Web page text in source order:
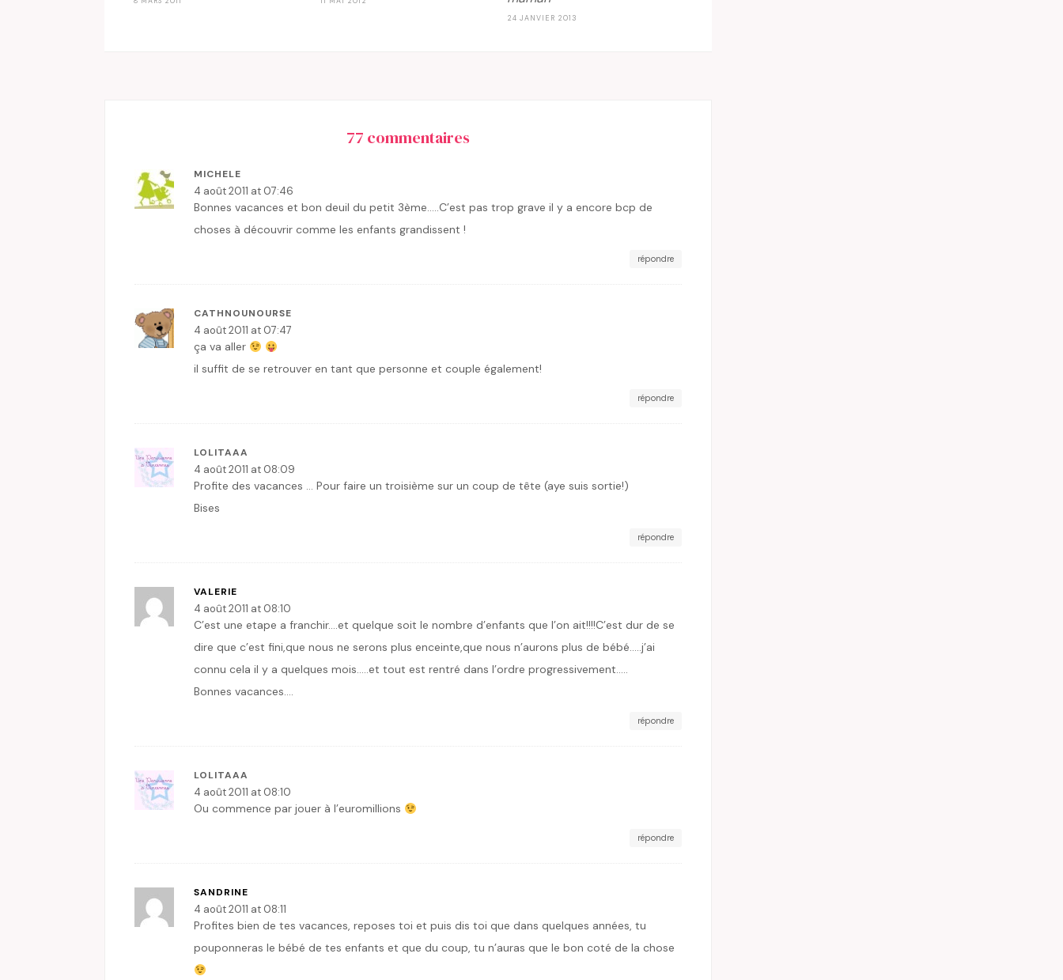
24 JANVIER 2013
77 commentaires
MICHELE
4 août 2011 at 07:46
Bonnes vacances et bon deuil du petit 3ème…..C’est pas trop grave il y a encore bcp de
choses à découvrir comme les enfants grandissent !
répondre
CATHNOUNOURSE
4 août 2011 at 07:47
ça va aller
il suffit de se retrouver en tant que personne et couple également!
répondre
LOLITAAA
4 août 2011 at 08:09
Profite des vacances … Pour faire un troisième sur un coup de tête (aye suis sortie!)
Bises
répondre
VALERIE
4 août 2011 at 08:10
C’est une etape a franchir….et quelque soit le nombre d’enfants que l’on ait!!!!C’est dur de se
dire que c’est fini,que nous ne serons plus enceinte,que nous n’aurons plus de bébé…..j’ai
connu cela il y a quelques mois…..et tout est rentré dans l’ordre progressivement…..
Bonnes vacances….
répondre
LOLITAAA
4 août 2011 at 08:10
Ou commence par jouer à l’euromillions
répondre
SANDRINE
4 août 2011 at 08:11
Profites bien de tes vacances, reposes toi et puis dis toi que dans quelques années, tu
pouponneras le bébé de tes enfants et que du coup, tu n’auras que le bon coté de la chose